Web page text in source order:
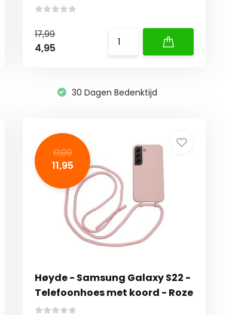
17,99
4,95
30 Dagen Bedenktijd
17,99
11,95
Høyde - Samsung Galaxy S22 -
Telefoonhoes met koord - Roze